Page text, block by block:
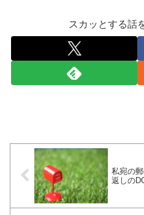
スカッとする話
私宛の
返しの